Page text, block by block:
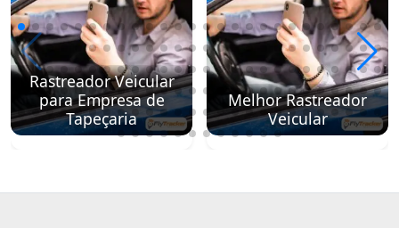
Rastreador Veicular
para Empresa de
Tapeçaria
Melhor Rastreador
Veicular